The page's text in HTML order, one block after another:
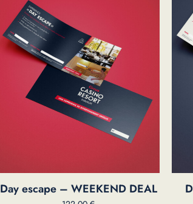
Day escape – WEEKEND DEAL